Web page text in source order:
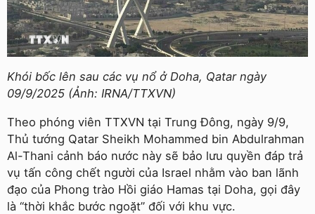
Khói bốc lên sau các vụ nổ ở Doha, Qatar ngày
09/9/2025 (Ảnh: IRNA/TTXVN)
Theo phóng viên TTXVN tại Trung Đông, ngày 9/9,
Thủ tướng Qatar Sheikh Mohammed bin Abdulrahman
Al-Thani cảnh báo nước này sẽ bảo lưu quyền đáp trả
vụ tấn công chết người của Israel nhằm vào ban lãnh
đạo của Phong trào Hồi giáo Hamas tại Doha, gọi đây
là “thời khắc bước ngoặt” đối với khu vực.